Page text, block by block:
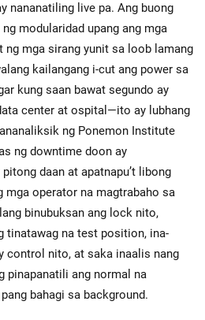
nananatiling live pa. Ang buong
modularidad upang ang mga
ng mga sirang yunit sa loob lamang
kailangang i-cut ang power sa
kung saan bawat segundo ay
center at ospital—ito ay lubhang
ng Ponemon Institute
ng downtime doon ay
daan at apatnapu’t libong
mga operator na magtrabaho sa
binubuksan ang lock nito,
tinatawag na test position, ina-
control nito, at saka inaalis nang
pinapanatili ang normal na
bahagi sa background.